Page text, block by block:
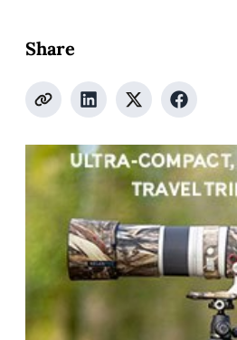
Share